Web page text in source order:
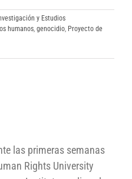
y Estudios
humanos, genocidio, Proyecto de
las primeras semanas
Rights University